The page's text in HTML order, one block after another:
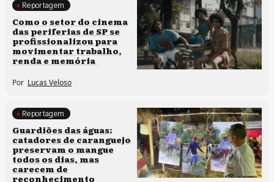
Políticas culturais
Reportagem
Como o setor do cinema
das periferias de SP se
profissionalizou para
movimentar trabalho,
renda e memória
Por Lucas Veloso
Clima e cultura
Reportagem
Guardiões das águas:
catadores de caranguejo
preservam o mangue
todos os dias, mas
carecem de
reconhecimento